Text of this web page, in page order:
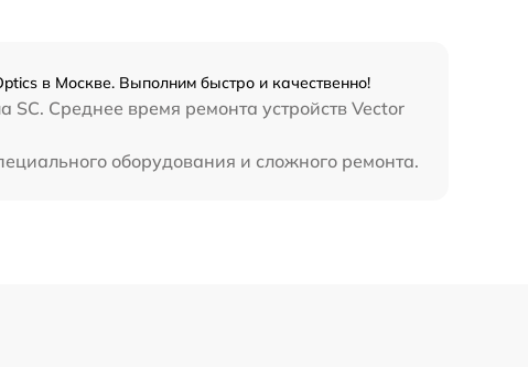
в Москве. Выполним быстро и качественно!
SC. Среднее время ремонта устройств Vector
оборудования и сложного ремонта.